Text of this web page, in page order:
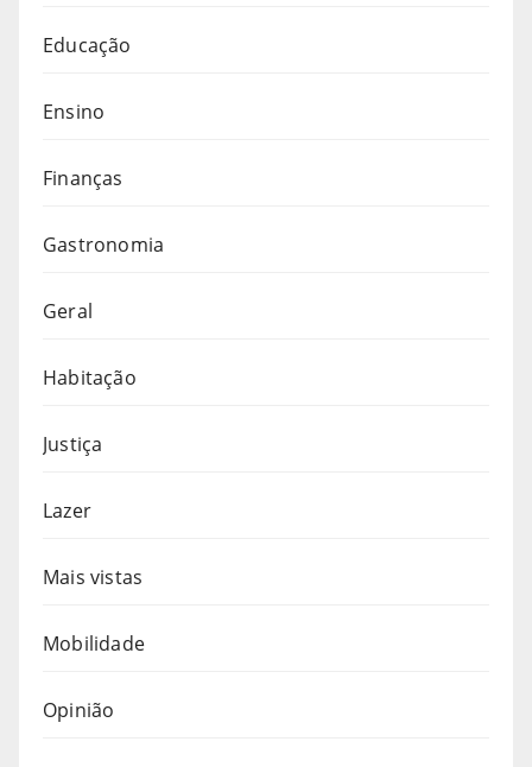
Educação
Ensino
Finanças
Gastronomia
Geral
Habitação
Justiça
Lazer
Mais vistas
Mobilidade
Opinião